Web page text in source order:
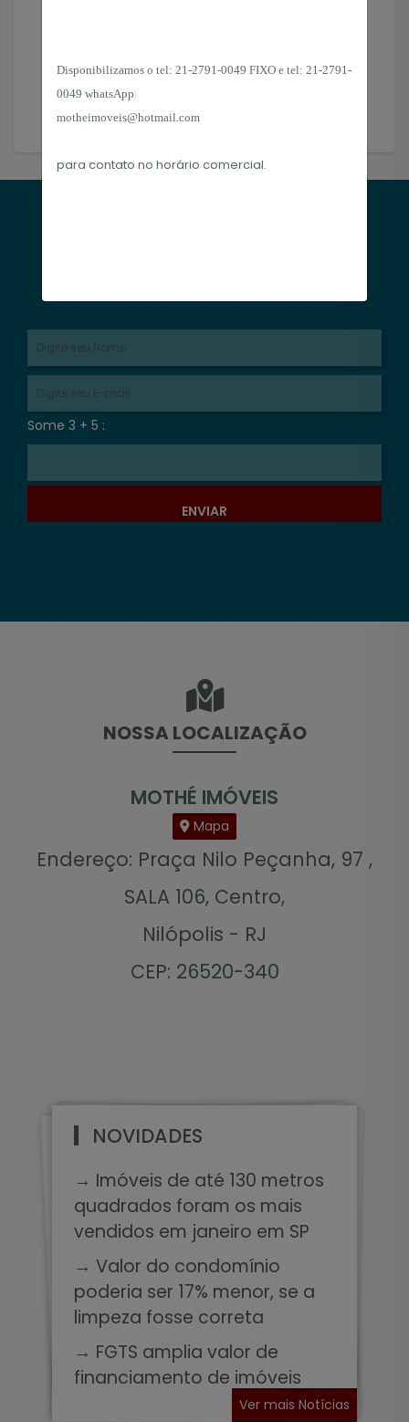
Disponibilizamos o tel: 21-2791-0049 FIXO e tel: 21-2791-
0049 whatsApp
motheimoveis@hotmail.com
para contato no horário comercial.
Simular
Some 3 + 5 :
ENVIAR
NOSSA LOCALIZAÇÃO
MOTHÉ IMÓVEIS
Mapa
Endereço: Praça Nilo Peçanha, 97 ,
SALA 106, Centro,
Nilópolis - RJ
CEP: 26520-340
NOVIDADES
→ Imóveis de até 130 metros
quadrados foram os mais
vendidos em janeiro em SP
→ Valor do condomínio
poderia ser 17% menor, se a
limpeza fosse correta
→ FGTS amplia valor de
financiamento de imóveis
Ver mais Notícias